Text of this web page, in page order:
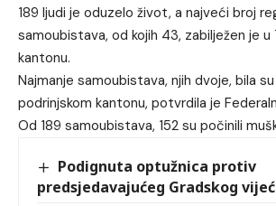
189 ljudi je oduzelo život, a najveći broj
samoubistava, od kojih 43, zabilježen je u
kantonu.
Najmanje samoubistava, njih dvoje, bila
podrinjskom kantonu, potvrdila je
Od 189 samoubistava, 152 su počinili
Podignuta optužnica protiv
predsjedavajućeg Gradskog